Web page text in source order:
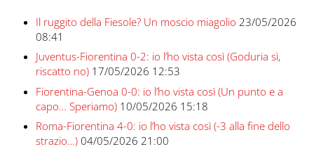
Il ruggito della Fiesole? Un moscio miagolio 23/05/2026
08:41
Juventus-Fiorentina 0-2: io l’ho vista così (Goduria sì,
riscatto no) 17/05/2026 12:53
Fiorentina-Genoa 0-0: io l’ho vista così (Un punto e a
capo… Speriamo) 10/05/2026 15:18
Roma-Fiorentina 4-0: io l’ho vista così (-3 alla fine dello
strazio…) 04/05/2026 21:00